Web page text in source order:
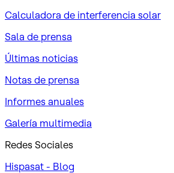
Calculadora de interferencia solar
Sala de prensa
Últimas noticias
Notas de prensa
Informes anuales
Galería multimedia
Redes Sociales
Hispasat - Blog